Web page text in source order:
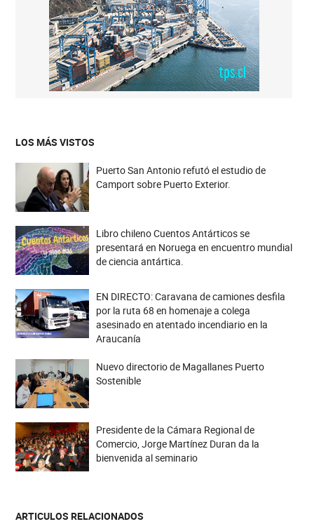
LOS MÁS VISTOS
Puerto San Antonio refutó el estudio de
Camport sobre Puerto Exterior.
Libro chileno Cuentos Antárticos se
presentará en Noruega en encuentro mundial
de ciencia antártica.
EN DIRECTO: Caravana de camiones desfila
por la ruta 68 en homenaje a colega
asesinado en atentado incendiario en la
Araucanía
Nuevo directorio de Magallanes Puerto
Sostenible
Presidente de la Cámara Regional de
Comercio, Jorge Martínez Duran da la
bienvenida al seminario
ARTICULOS RELACIONADOS